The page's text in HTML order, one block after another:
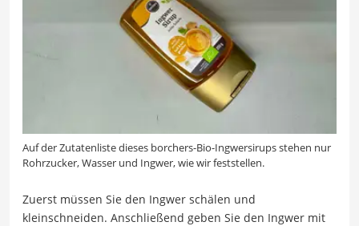
Auf der Zutatenliste dieses borchers-Bio-Ingwersirups stehen nur
Rohrzucker, Wasser und Ingwer, wie wir feststellen.
Zuerst müssen Sie den Ingwer schälen und
kleinschneiden. Anschließend geben Sie den Ingwer mit